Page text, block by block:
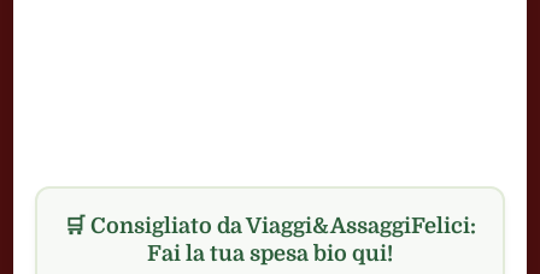
🛒 Consigliato da Viaggi&AssaggiFelici:
Fai la tua spesa bio qui!